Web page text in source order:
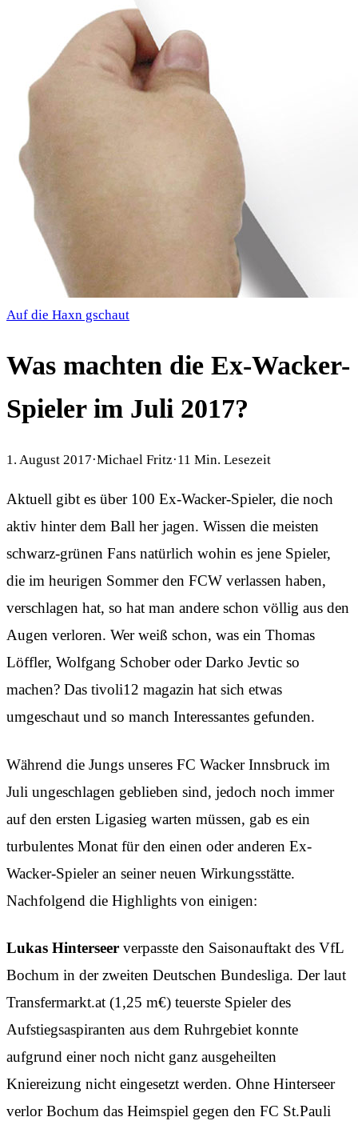
Auf die Haxn gschaut
Was machten die Ex-Wacker-
Spieler im Juli 2017?
1. August 2017·Michael Fritz·11 Min. Lesezeit
Aktuell gibt es über 100 Ex-Wacker-Spieler, die noch
aktiv hinter dem Ball her jagen. Wissen die meisten
schwarz-grünen Fans natürlich wohin es jene Spieler,
die im heurigen Sommer den FCW verlassen haben,
verschlagen hat, so hat man andere schon völlig aus den
Augen verloren. Wer weiß schon, was ein Thomas
Löffler, Wolfgang Schober oder Darko Jevtic so
machen? Das tivoli12 magazin hat sich etwas
umgeschaut und so manch Interessantes gefunden.
Während die Jungs unseres FC Wacker Innsbruck im
Juli ungeschlagen geblieben sind, jedoch noch immer
auf den ersten Ligasieg warten müssen, gab es ein
turbulentes Monat für den einen oder anderen Ex-
Wacker-Spieler an seiner neuen Wirkungsstätte.
Nachfolgend die Highlights von einigen:
Lukas Hinterseer verpasste den Saisonauftakt des VfL
Bochum in der zweiten Deutschen Bundesliga. Der laut
Transfermarkt.at (1,25 m€) teuerste Spieler des
Aufstiegsaspiranten aus dem Ruhrgebiet konnte
aufgrund einer noch nicht ganz ausgeheilten
Kniereizung nicht eingesetzt werden. Ohne Hinterseer
verlor Bochum das Heimspiel gegen den FC St.Pauli